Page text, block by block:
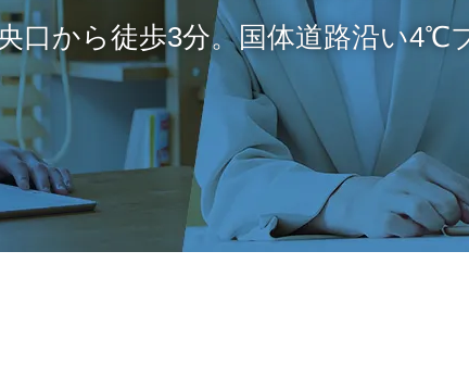
口から徒歩3分。国体道路沿い4℃